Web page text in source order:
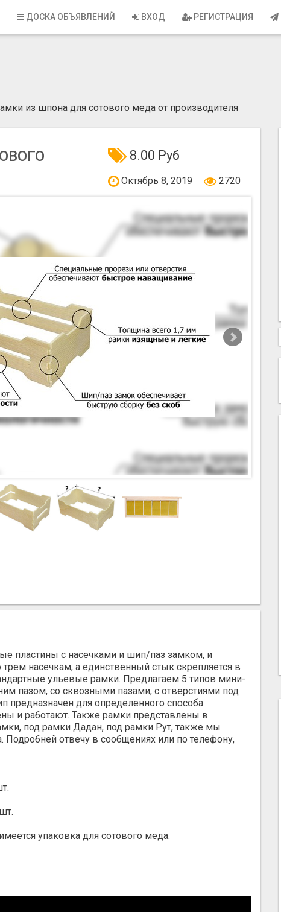
ДОСКА ОБЪЯВЛЕНИЙ ВХОД РЕГИСТРАЦИЯ
из шпона для сотового меда от производителя
8.00 Руб
Октябрь 8, 2019 2720
пластины с насечками и шип/паз замком, и
насечкам, а единственный стык скрепляется в
ульевые рамки. Предлагаем 5 типов мини-
пазом, со сквозными пазами, с отверстиями под
предназначен для определенного способа
и работают. Также рамки представлены в
под рамки Дадан, под рамки Рут, также мы
Подробней отвечу в сообщениях или по телефону,
упаковка для сотового меда.